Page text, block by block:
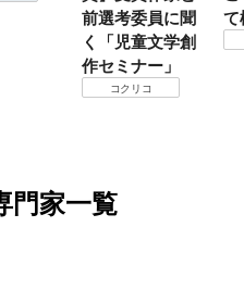
前選考委員に聞
く「児童文学創
作セミナー」
コクリコ
て
門家一覧